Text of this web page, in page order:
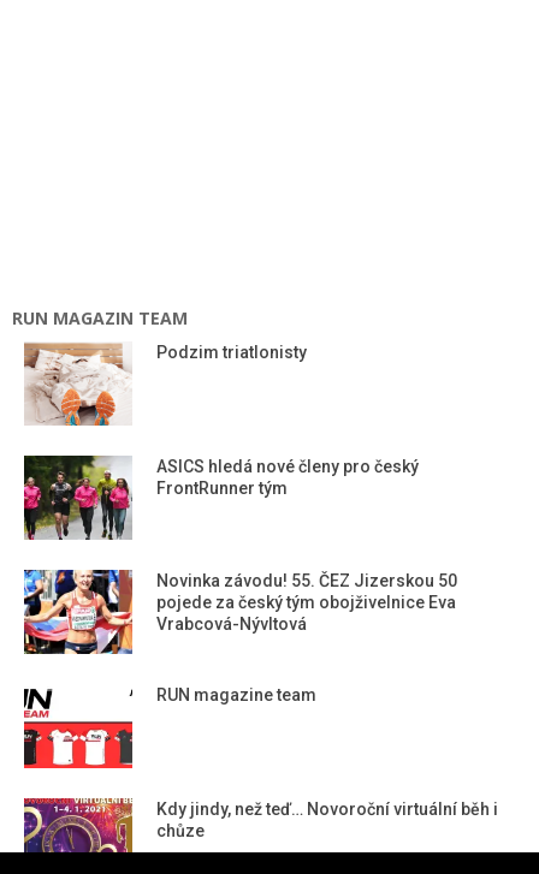
RUN MAGAZIN TEAM
Podzim triatlonisty
ASICS hledá nové členy pro český
FrontRunner tým
Novinka závodu! 55. ČEZ Jizerskou 50
pojede za český tým obojživelnice Eva
Vrabcová-Nývltová
RUN magazine team
Kdy jindy, než teď… Novoroční virtuální běh i
chůze